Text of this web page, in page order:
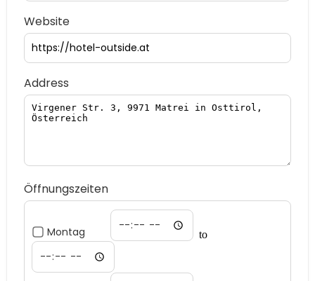
Website
Address
Öffnungszeiten
Montag to